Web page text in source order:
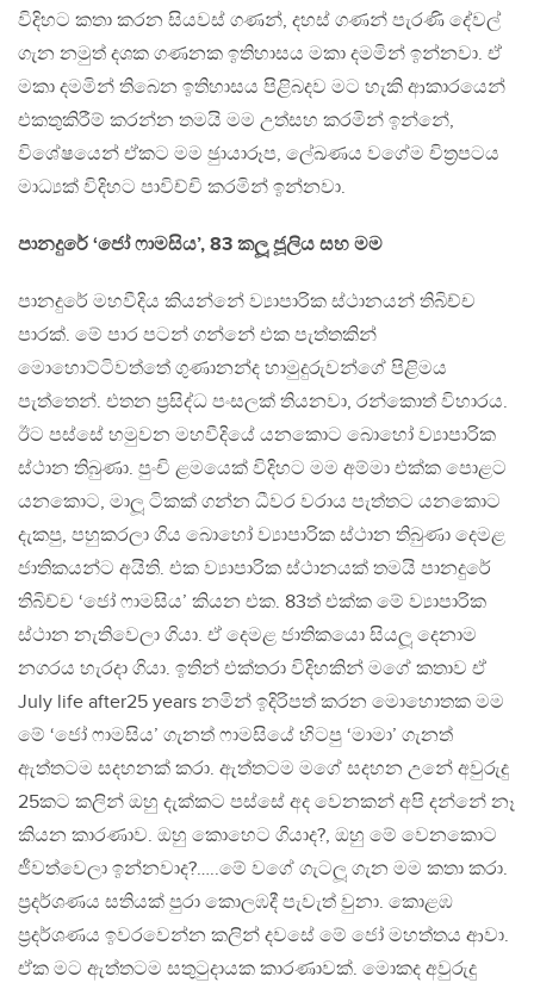
විදිහට කතා කරන සියවස් ගණන්, දහස් ගණන් පැරණි දේවල්
ගැන නමුත් දශක ගණනක ඉතිහාසය මකා දමමින් ඉන්නවා. ඒ
මකා දමමින් තිබෙන ඉතිහාසය පිළිබදව මට හැකි ආකාරයෙන්
එකතුකිරීම් කරන්න තමයි මම උත්සහ කරමින් ඉන්නේ,
විශේෂයෙන් ඒකට මම ඡුායාරූප, ලේඛණය වගේම චිත‍්‍රපටය
මාධ්‍යක් විදිහට පාවිච්චි කරමින් ඉන්නවා.
පානදුරේ ‘ජෝ ෆාමසිය’, 83 කලූ ජූලිය සහ මම
පානදුරේ මහවීදිය කියන්නේ ව්‍යාපාරික ස්ථානයන් තිබිච්ච
පාරක්. මේ පාර පටන් ගන්නේ එක පැත්තකින්
මොහොට්ටිවත්තේ ගුණානන්ද හාමුදුරුවන්ගේ පිළිමය
පැත්තෙන්. එතන ප‍්‍රසිද්ධ පංසලක් තියනවා, රන්කොත් විහාරය.
ඊට පස්සේ හමුවන මහවීදියේ යනකොට බොහෝ ව්‍යාපාරික
ස්ථාන තිබුණා. පුංචි ළමයෙක් විදිහට මම අම්මා එක්ක පොළට
යනකොට, මාලූ ටිකක් ගන්න ධීවර වරාය පැත්තට යනකොට
දැකපු, පහුකරලා ගිය බොහෝ ව්‍යාපාරික ස්ථාන තිබුණා දෙමළ
ජාතිකයන්ට අයිති. එක ව්‍යාපාරික ස්ථානයක් තමයි පානදුරේ
තිබිච්ච ‘ජෝ ෆාමසිය’ කියන එක. 83ත් එක්ක මේ ව්‍යාපාරික
ස්ථාන නැතිවෙලා ගියා. ඒ දෙමළ ජාතිකයො සියලූ දෙනාම
නගරය හැරදා ගියා. ඉතින් එක්තරා විදිහකින් මගේ කතාව ඒ
July life after25 years නමින් ඉදිරිපත් කරන මොහොතක මම
මේ ‘ජෝ ෆාමසිය’ ගැනත් ෆාමසියේ හිටපු ‘මාමා’ ගැනත්
ඇත්තටම සදහනක් කරා. ඇත්තටම මගේ සදහන උනේ අවුරුදු
25කට කලින් ඔහු දැක්කට පස්සේ අද වෙනකන් අපි දන්නේ නෑ
කියන කාරණාව. ඔහු කොහෙට ගියාද?, ඔහු මේ වෙනකොට
ජීවත්වෙලා ඉන්නවාද?…..මේ වගේ ගැටලූ ගැන මම කතා කරා.
ප‍්‍රදර්ශණය සතියක් පුරා කොලඹදී පැවැත් වුනා. කොළඹ
ප‍්‍රදර්ශණය ඉවරවෙන්න කලින් දවසේ මේ ජෝ මහත්තය ආවා.
ඒක මට ඇත්තටම සතුටුදායක කාරණාවක්. මොකද අවුරුදු